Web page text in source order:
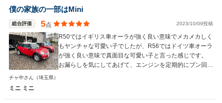
僕の家族の一部はMini
総合評価 5点 2023/10/09投稿
R50ではイギリス車オーラが強く良い意味でメカメカしく
もヤンチャな可愛い子でしたが、R56ではドイツ車オーラ
が強く良い意味で真面目な可愛い子と言った感じです。
お漏らしを気にしてあげて、エンジンを定期的にブン回せ
チャ中さん （埼玉県）
ミニ ミニ